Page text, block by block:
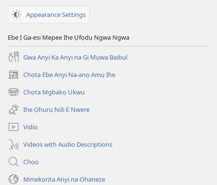
Appearance Settings
Ebe Ị Ga-esi Mepee Ihe Ụfọdụ Ngwa Ngwa
Gwa Anyị Ka Anyị na Gị Mụwa Baịbụl
Chọta Ebe Anyị Na-anọ Amụ Ihe
(ga-
emepere
gị
ebe
ọzọ
ị
anọ
gụọ
ya)
Chọta Mgbakọ Ukwu
(ga-
emepere
gị
ebe
ọzọ
ị
ga-
anọ
ya)
Ihe Ọhụrụ Ndị E Nwere
Vidio
Videos with Audio Descriptions
Chọọ
Mmekọrịta Anyị na Ọhaneze